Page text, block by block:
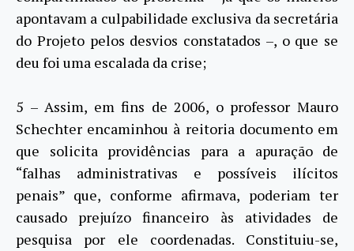
apontavam a culpabilidade exclusiva da secretária
do Projeto pelos desvios constatados –, o que se
deu foi uma escalada da crise;
5 – Assim, em fins de 2006, o professor Mauro
Schechter encaminhou à reitoria documento em
que solicita providências para a apuração de
“falhas administrativas e possíveis ilícitos
penais” que, conforme afirmava, poderiam ter
causado prejuízo financeiro às atividades de
pesquisa por ele coordenadas. Constituiu-se,